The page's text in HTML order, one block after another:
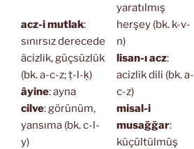
acz-i mutlak:
sınırsız derecede
âcizlik, güçsüzlük
(bk. a-c-z; ṭ-l-ḳ)
âyine: ayna
cilve: görünüm,
yansıma (bk. c-l-
y)
yaratılmış
herşey (bk. k-v-
n)
lisan-ı acz:
acizlik dili (bk. a-
c-z)
misal-i
musağğar:
küçültülmüş